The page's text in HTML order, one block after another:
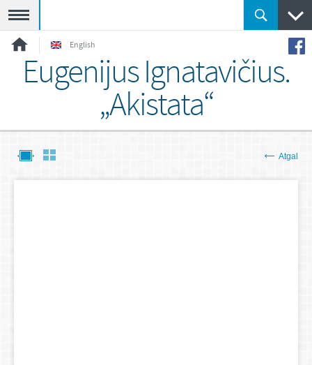
English
Eugenijus Ignatavičius.
„Akistata“
Atgal